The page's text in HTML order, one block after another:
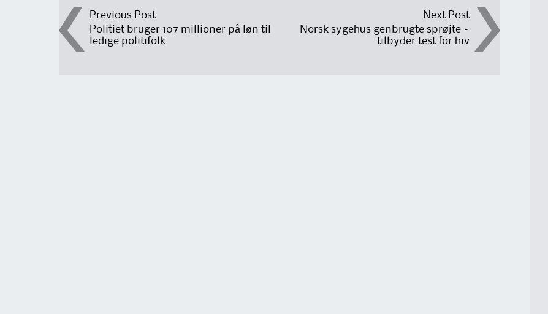
Post
navigation
Previous Post
Politiet bruger 107 millioner på løn til
ledige politifolk
Next Post
Norsk sygehus genbrugte sprøjte –
tilbyder test for hiv